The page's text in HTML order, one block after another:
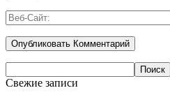
Свежие записи